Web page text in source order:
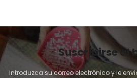
Suscribirse al
Introduzca su correo electrónico y le